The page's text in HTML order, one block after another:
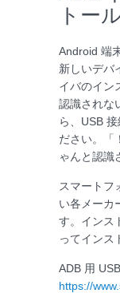
トー
Android 端
新しいデバ
イバのイン
認識されな
ら、USB
ださい。「
ゃんと認識
スマート
い各メーカ
す。インス
ってインス
ADB 用
https://